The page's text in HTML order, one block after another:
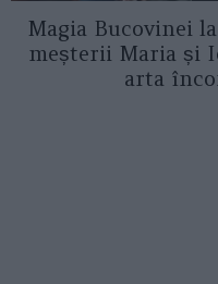
Magia Bucovinei
meșterii Maria și
arta